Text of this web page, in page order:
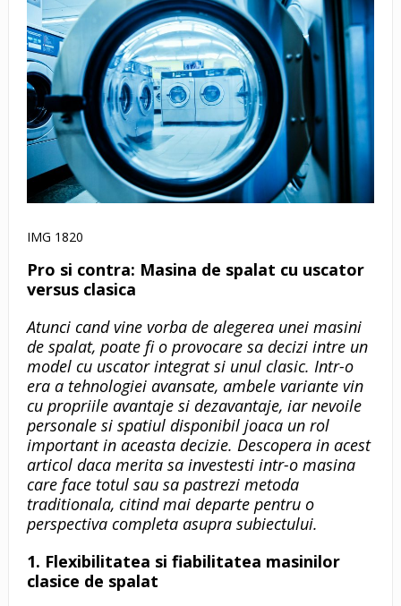
IMG 1820
Pro si contra: Masina de spalat cu uscator
versus clasica
Atunci cand vine vorba de alegerea unei masini
de spalat, poate fi o provocare sa decizi intre un
model cu uscator integrat si unul clasic. Intr-o
era a tehnologiei avansate, ambele variante vin
cu propriile avantaje si dezavantaje, iar nevoile
personale si spatiul disponibil joaca un rol
important in aceasta decizie. Descopera in acest
articol daca merita sa investesti intr-o masina
care face totul sau sa pastrezi metoda
traditionala, citind mai departe pentru o
perspectiva completa asupra subiectului.
1. Flexibilitatea si fiabilitatea masinilor
clasice de spalat